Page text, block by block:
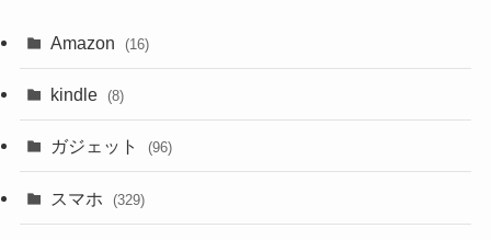
Amazon (16)
kindle (8)
ガジェット (96)
スマホ (329)